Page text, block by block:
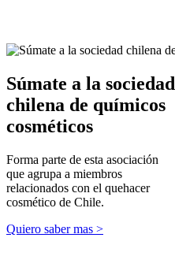
Súmate a la sociedad
chilena de químicos
cosméticos
Forma parte de esta asociación
que agrupa a miembros
relacionados con el quehacer
cosmético de Chile.
Quiero saber mas >